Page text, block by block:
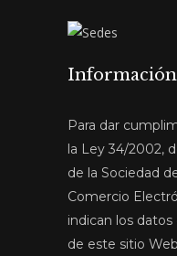
Para dar
la Ley 34/2002,
de la Sociedad
Comercio
indican los
de este sitio